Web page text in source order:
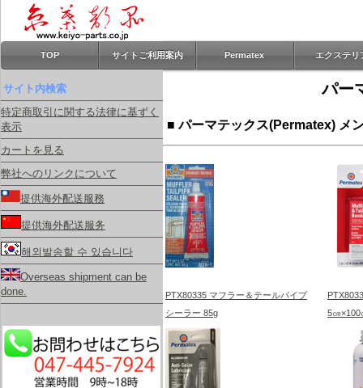
TOP サイトご利用案内 Permatex エクステリ
サイト内検索
特定商取引に関する法律に基ずく
表示
カートを見る
弊社へのリンクについて
提供海外配送服務
提供海外配送服务
해외발송할 수 있습니다
Overseas shipment can be
done.
パー
■ パーマテックス(Permatex) メ
PTX80335 マフラー＆テールパイプ
シーラー 85g
5㎝×100